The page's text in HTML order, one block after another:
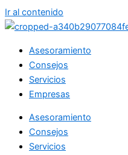
Ir al contenido
Asesoramiento
Consejos
Servicios
Empresas
Asesoramiento
Consejos
Servicios